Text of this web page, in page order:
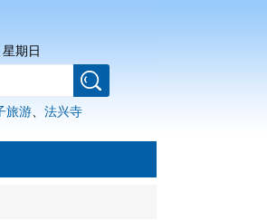
期日
旅游 法兴寺